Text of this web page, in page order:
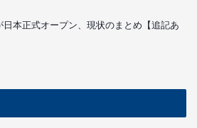
日本正式オープン、現状のまとめ【追記あ